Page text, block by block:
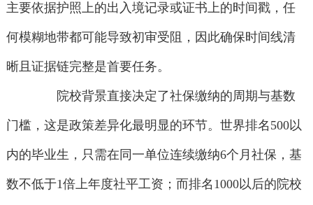
主要依据护照上的出入境记录或证书上的时间戳，任
何模糊地带都可能导致初审受阻，因此确保时间线清
晰且证据链完整是首要任务。
院校背景直接决定了社保缴纳的周期与基数
门槛，这是政策差异化最明显的环节。世界排名500以
内的毕业生，只需在同一单位连续缴纳6个月社保，基
数不低于1倍上年度社平工资；而排名1000以后的院校